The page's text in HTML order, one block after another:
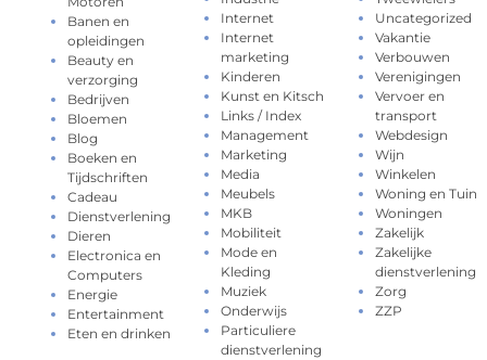
Banen en
opleidingen
Beauty en
verzorging
Bedrijven
Bloemen
Blog
Boeken en
Tijdschriften
Cadeau
Dienstverlening
Dieren
Electronica en
Computers
Energie
Entertainment
Eten en drinken
Internet
Internet
marketing
Kinderen
Kunst en Kitsch
Links / Index
Management
Marketing
Media
Meubels
MKB
Mobiliteit
Mode en
Kleding
Muziek
Onderwijs
Particuliere
dienstverlening
Uncategorized
Vakantie
Verbouwen
Verenigingen
Vervoer en
transport
Webdesign
Wijn
Winkelen
Woning en Tuin
Woningen
Zakelijk
Zakelijke
dienstverlening
Zorg
ZZP